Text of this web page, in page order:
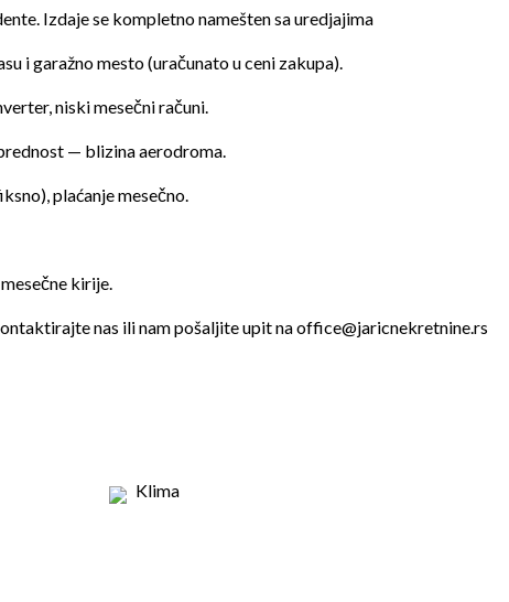
Izdaje se kompletno namešten sa uredjajima
i garažno mesto (uračunato u ceni zakupa).
niski mesečni računi.
— blizina aerodroma.
plaćanje mesečno.
kirije.
nas ili nam pošaljite upit na office@jaricnekretnine.rs
Klima